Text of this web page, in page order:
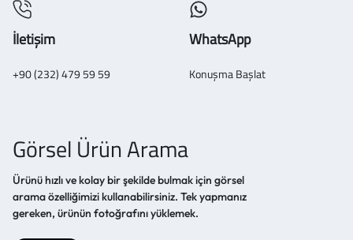
İletişim
+90 (232) 479 59 59
WhatsApp
Konuşma Başlat
Görsel Ürün Arama
Ürünü hızlı ve kolay bir şekilde bulmak için görsel
arama özelliğimizi kullanabilirsiniz. Tek yapmanız
gereken, ürünün fotoğrafını yüklemek.